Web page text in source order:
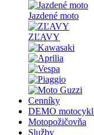
Jazdené moto
ZĽAVY
Cenníky
DEMO
Motopožičovňa
Služby